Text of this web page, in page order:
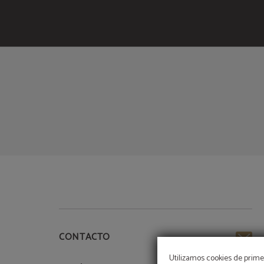
Utilizamos cookies de
CONTACTO